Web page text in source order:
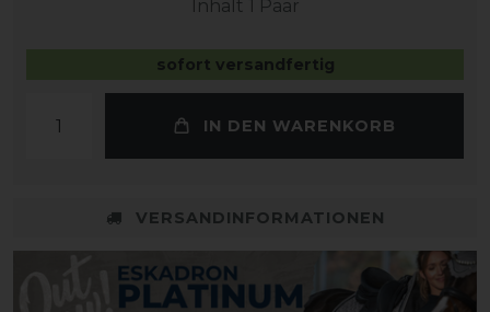
Inhalt 1 Paar
sofort versandfertig
IN DEN WARENKORB
VERSANDINFORMATIONEN